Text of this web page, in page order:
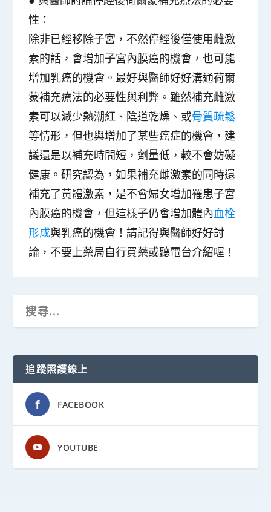
性 ：
除非已經移除子宮，不然停經後僅使用雌激
素的話，會增加子宮內膜癌的機會，也可能
增加乳癌的機會。最好與醫師好好溝通荷爾
蒙補充療法的必要性與利弊。雖然補充雌激
素可以減少熱潮紅、陰道乾燥、或骨質疏鬆
等情形，但也與增加了某些癌症的機會，建
議還是以補充時間短，劑量低，較不會妨礙
健康。研究認為，如果補充雌激素的同時還
補充了黃體激素，是不會婦女增加罹患子宮
內膜癌的機會，但這樣子仍會增加體內血栓
形成與乳癌的機會！請記得與醫師好好討
論，不要上藥局自行買藥或聽電台介紹喔！
追蹤照護線上
FACEBOOK
YOUTUBE